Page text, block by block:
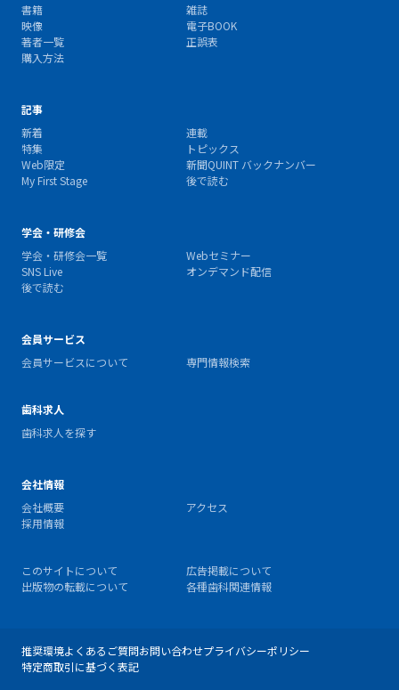
書籍
雑誌
映像
電子BOOK
著者一覧
正誤表
購入方法
記事
新着
連載
特集
トピックス
Web限定
新聞QUINT バックナンバー
My First Stage
後で読む
学会・研修会
学会・研修会一覧
Webセミナー
SNS Live
オンデマンド配信
後で読む
会員サービス
会員サービスについて
専門情報検索
歯科求人
歯科求人を探す
会社情報
会社概要
アクセス
採用情報
このサイトについて
広告掲載について
出版物の転載について
各種歯科関連情報
推奨環境よくあるご質問お問い合わせプライバシーポリシー
特定商取引に基づく表記